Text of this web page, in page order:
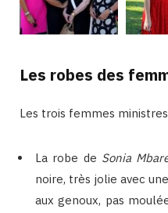
Les robes des
Les trois femmes
La robe de Sonia
noire, très jolie avec
aux genoux, pas